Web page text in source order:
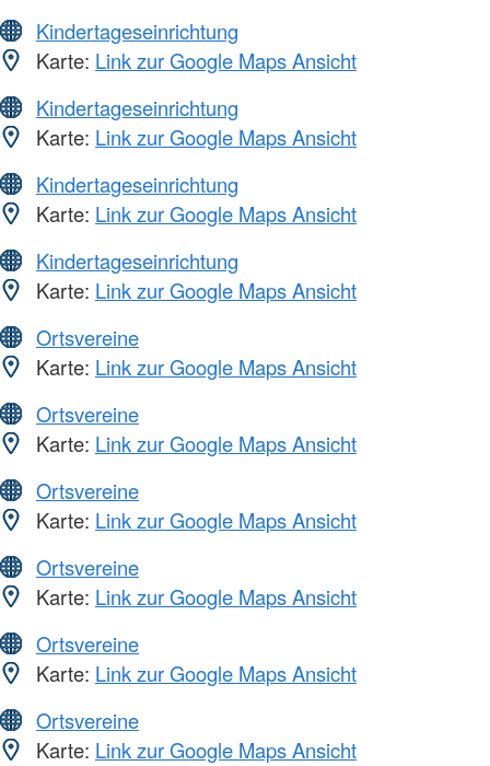
Kindertageseinrichtung
Karte: Link zur Google Maps Ansicht
Kindertageseinrichtung
Karte: Link zur Google Maps Ansicht
Kindertageseinrichtung
Karte: Link zur Google Maps Ansicht
Kindertageseinrichtung
Karte: Link zur Google Maps Ansicht
Ortsvereine
Karte: Link zur Google Maps Ansicht
Ortsvereine
Karte: Link zur Google Maps Ansicht
Ortsvereine
Karte: Link zur Google Maps Ansicht
Ortsvereine
Karte: Link zur Google Maps Ansicht
Ortsvereine
Karte: Link zur Google Maps Ansicht
Ortsvereine
Karte: Link zur Google Maps Ansicht